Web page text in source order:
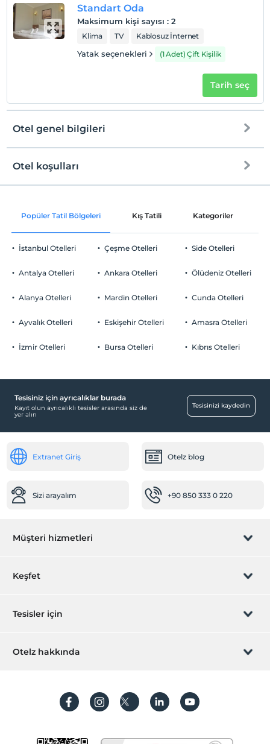
Standart Oda
Maksimum kişi sayısı : 2
Klima TV Kablosuz İnternet
Yatak seçenekleri (1 Adet) Çift Kişilik
Tarih seç
Otel genel bilgileri
Ortak alanlar ve tüm odalar
Otopark
Ücretli Özel Otopark
Yiyecek & İçecek
Tekne turu
Teras
Kuru temizleme
Şehir merkezi
24 saat açık resepsiyon
Hızlı check-in/check-out
Otel koşulları
Check/in
Check/out
En geç saat 12:00 ve öncesi
Evcil Hayvan
Tesisimizde 13 yaş altı çocuklar konaklayamaz
Popüler Tatil Bölgeleri Kış Tatili Kategoriler
İstanbul Otelleri
Antalya Otelleri
Alanya Otelleri
Ayvalık Otelleri
İzmir Otelleri
Çeşme Otelleri
Ankara Otelleri
Mardin Otelleri
Eskişehir Otelleri
Bursa Otelleri
Side Otelleri
Ölüdeniz Otelleri
Cunda Otelleri
Amasra Otelleri
Kıbrıs Otelleri
Tesisiniz için ayrıcalıklar burada
Kayıt olun ayrıcalıklı tesisler arasında siz de
yer alın
Tesisinizi kaydedin
Extranet Giriş Otelz blog
Sizi arayalım +90 850 333 0 220
Müşteri hizmetleri
Rezervasyon yönet
Sıkça sorulan sorular
Keşfet
Hediye Kart
Hesap oluştur
Tesisler için
Hemen tesisinizi ekleyin
Otelz hakkında